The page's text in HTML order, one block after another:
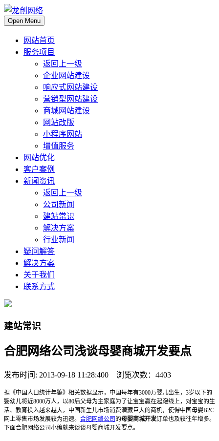
Open Menu
网站首页
服务项目
返回上一级
企业网站建设
响应式网站建设
营销型网站建设
商城网站建设
网站改版
小程序网站
增值服务
网站优化
客户案例
新闻资讯
返回上一级
公司新闻
建站常识
解决方案
行业新闻
疑问解答
解决方案
关于我们
联系方式
建站常识
合肥网络公司浅谈母婴商城开发要点
发布时间: 2013-09-18 11:28:400 浏览次数：4403
据《中国人口统计年鉴》相关数据显示，中国每年有3000万婴儿出生，3岁以下的
婴幼儿将近8000万人，以80后父母为主家庭为了让宝宝赢在起跑线上，对宝宝的生
活、教育投入越来越大，中国新生儿市场消费潜藏巨大的商机，使得中国母婴B2C
网上零售市场发展较为迅速。 合肥网络公司 的母婴商城开发订单也及较往年增多。
下面合肥网络公司小编就来谈谈母婴商城开发要点。